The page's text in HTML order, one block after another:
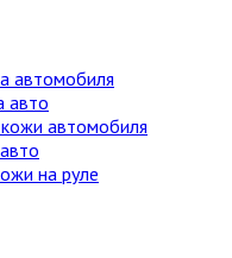
автомобиля
авто
автомобиля
на руле